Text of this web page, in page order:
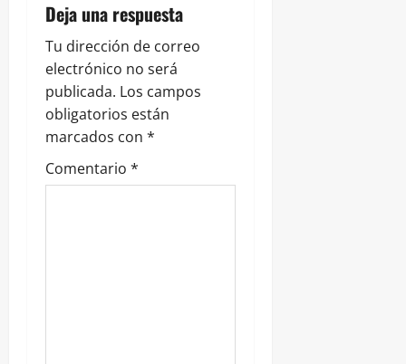
t
r
a
d
a
Deja una respuesta
Tu dirección de correo
electrónico no será
publicada. Los campos
obligatorios están
marcados con *
Comentario *